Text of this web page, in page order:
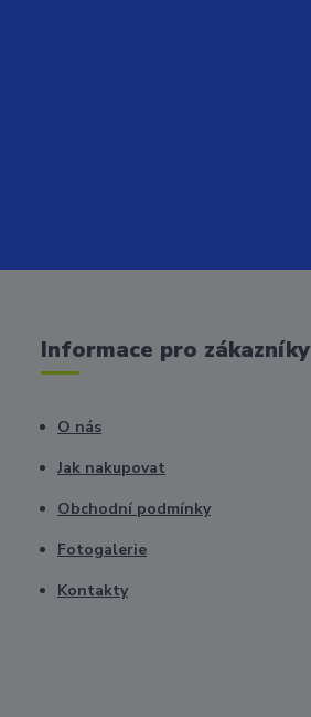
Informace pro zákazníky
O nás
Jak nakupovat
Obchodní podmínky
Fotogalerie
Kontakty